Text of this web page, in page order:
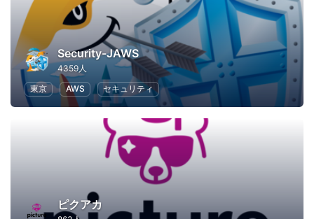
Security-JAWS
4359人
東京
AWS セキュリティ
ピクアカ